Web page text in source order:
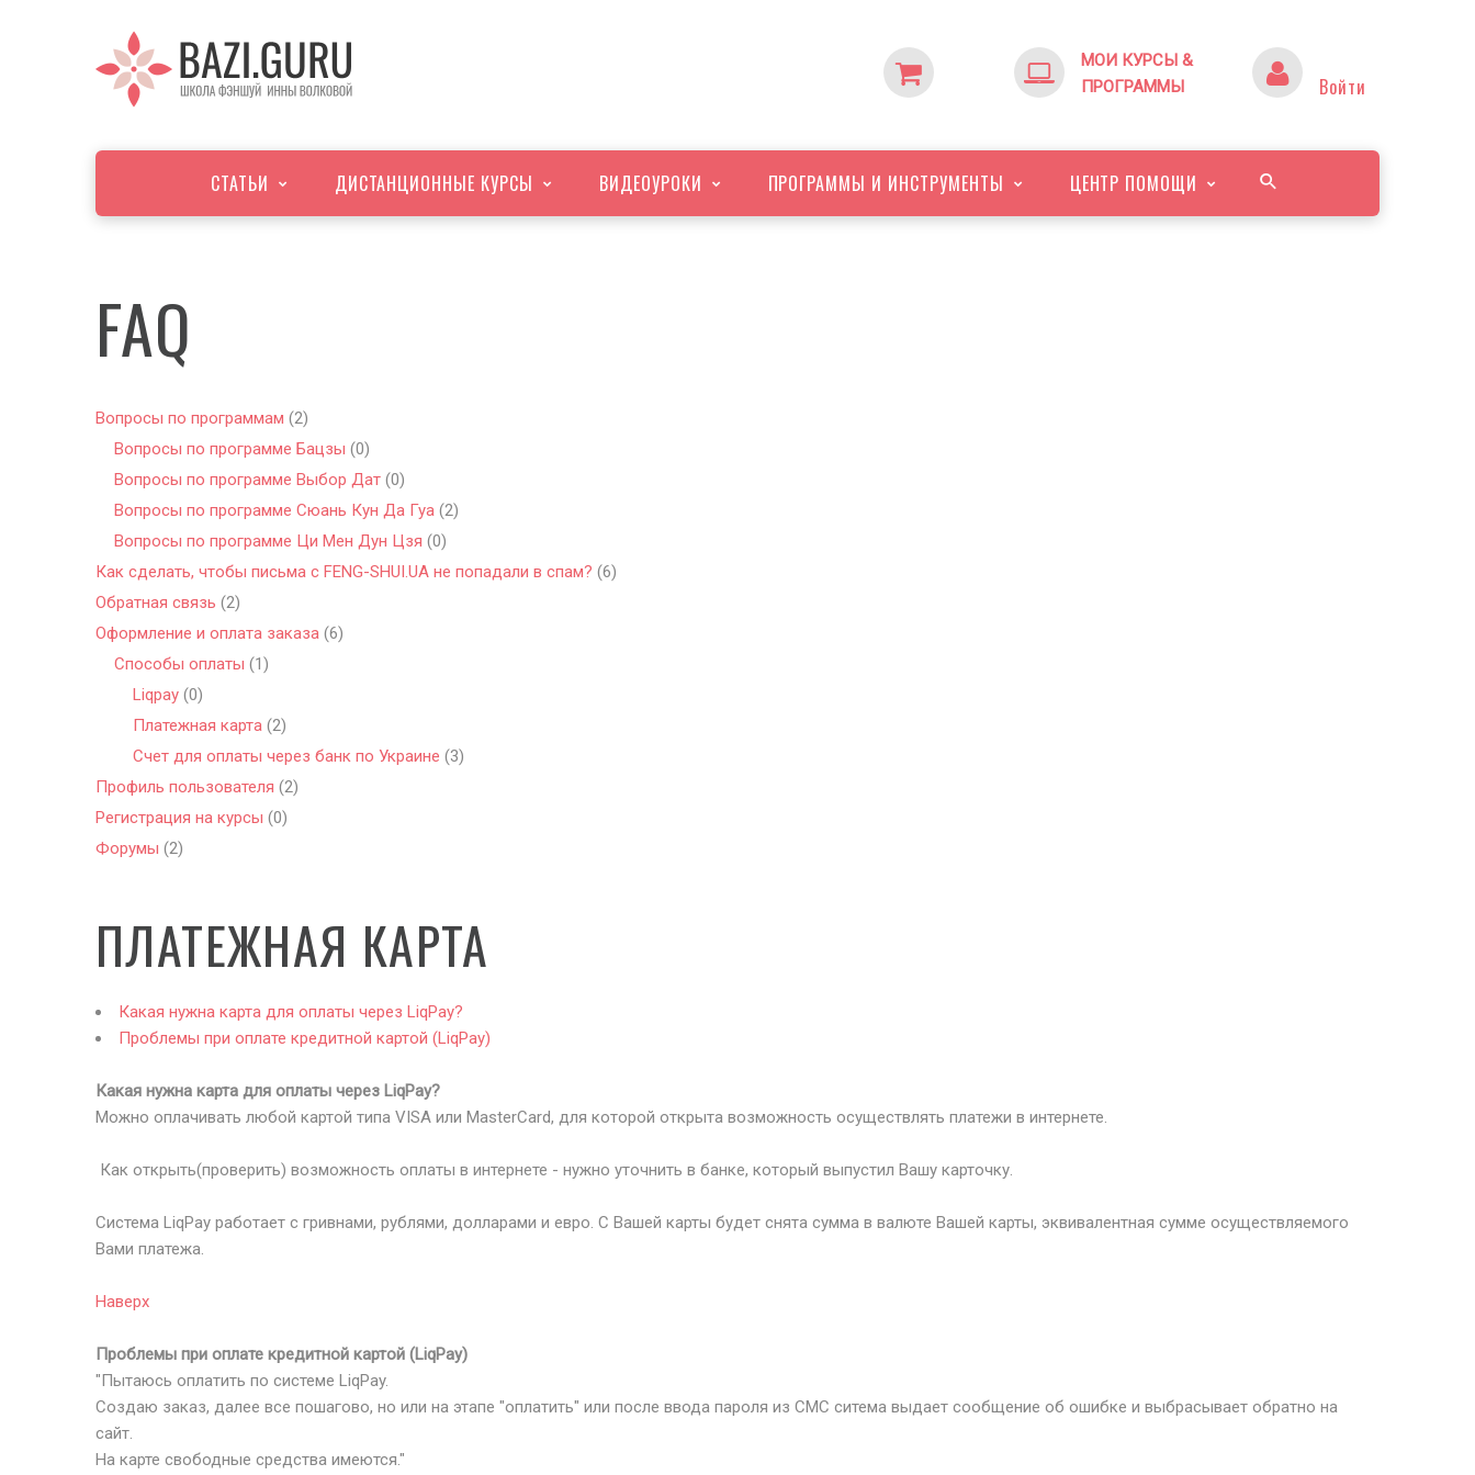
МОИ КУРСЫ &
ПРОГРАММЫ
Войти
СТАТЬИ ДИСТАНЦИОННЫЕ КУРСЫ ВИДЕОУРОКИ ПРОГРАММЫ И ИНСТРУМЕНТЫ ЦЕНТР ПОМОЩИ
FAQ
Вопросы по программам (2)
Вопросы по программе Бацзы (0)
Вопросы по программе Выбор Дат (0)
Вопросы по программе Сюань Кун Да Гуа (2)
Вопросы по программе Ци Мен Дун Цзя (0)
Как сделать, чтобы письма с FENG-SHUI.UA не попадали в спам? (6)
Обратная связь (2)
Оформление и оплата заказа (6)
Способы оплаты (1)
Liqpay (0)
Платежная карта (2)
Счет для оплаты через банк по Украине (3)
Профиль пользователя (2)
Регистрация на курсы (0)
Форумы (2)
ПЛАТЕЖНАЯ КАРТА
Какая нужна карта для оплаты через LiqPay?
Проблемы при оплате кредитной картой (LiqPay)
Какая нужна карта для оплаты через LiqPay?
Можно оплачивать любой картой типа VISA или MasterCard, для которой открыта возможность осуществлять платежи в интернете.
Как открыть(проверить) возможность оплаты в интернете - нужно уточнить в банке, который выпустил Вашу карточку.
Система LiqPay работает с гривнами, рублями, долларами и евро. С Вашей карты будет снята сумма в валюте Вашей карты, эквивалентная сумме осуществляемого
Вами платежа.
Наверх
Проблемы при оплате кредитной картой (LiqPay)
"Пытаюсь оплатить по системе LiqPay.
Создаю заказ, далее все пошагово, но или на этапе "оплатить" или после ввода пароля из СМС ситема выдает сообщение об ошибке и выбрасывает обратно на
сайт.
На карте свободные средства имеются."